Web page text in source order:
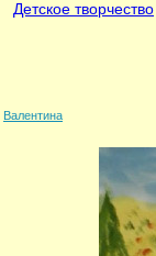
Детское творчество
Валентина